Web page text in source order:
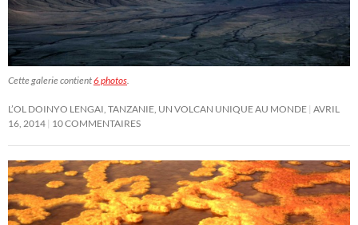
Cette galerie contient6 photos.
L’OL DOINYO LENGAI, TANZANIE, UN VOLCAN UNIQUE AU MONDE AVRIL
16, 2014 10 COMMENTAIRES